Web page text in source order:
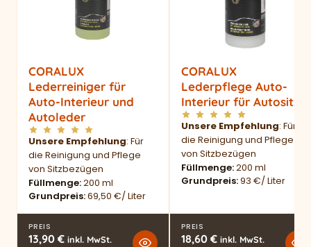
CORALUX
Lederreiniger für
Auto-Interieur und
Autoleder
Unsere Empfehlung: Für
die Reinigung und Pflege
von Sitzbezügen
Füllmenge 200 ml
Grundpreis 69,50 €/ Liter
PREIS
13,90 € inkl. MwSt.
CORALUX
Lederpflege Auto-
Interieur für Autositze
Unsere Empfehlung: Für
die Reinigung und Pflege
von Sitzbezügen
Füllmenge 200 ml
Grundpreis 93 €/ Liter
PREIS
18,60 € inkl. MwSt.